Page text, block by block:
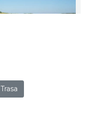
Trasa